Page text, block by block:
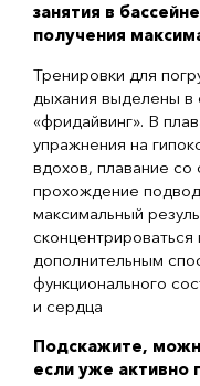
занятия в
получения
Тренировки для
дыхания выделены в
«фридайвинг». В
упражнения на
вдохов, плавание со
прохождение
максимальный
дополнительным
функционального
и сердца
Подскажите,
если уже активно